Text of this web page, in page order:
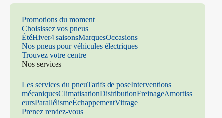
Promotions du moment
Choisissez vos pneus
ÉtéHiver4 saisonsMarquesOccasions
Nos pneus pour véhicules électriques
Trouvez votre centre
Nos services
Les services du pneuTarifs de poseInterventions
mécaniquesClimatisationDistributionFreinageAmortiss
eursParallélismeÉchappementVitrage
Prenez rendez-vous